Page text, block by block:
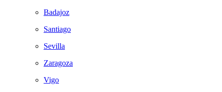
Badajoz
Santiago
Sevilla
Zaragoza
Vigo